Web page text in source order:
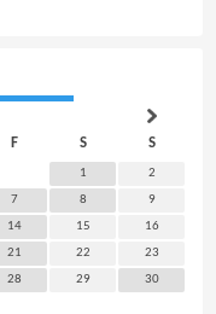
F S S
1
2
7 8
9
14 15
16
21 22
23
28 29
30